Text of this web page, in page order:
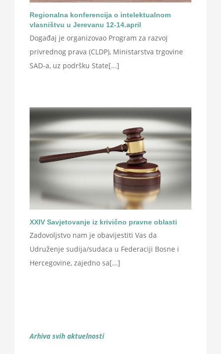
Regionalna konferencija o intelektualnom
vlasništvu u Jerevanu 12-14.april
Događaj je organizovao Program za razvoj
privrednog prava (CLDP), Ministarstva trgovine
SAD-a, uz podršku State[...]
XXIV Savjetovanje iz krivično pravne oblasti
Zadovoljstvo nam je obavijestiti Vas da
Udruženje sudija/sudaca u Federaciji Bosne i
Hercegovine, zajedno sa[...]
Arhiva svih aktuelnosti